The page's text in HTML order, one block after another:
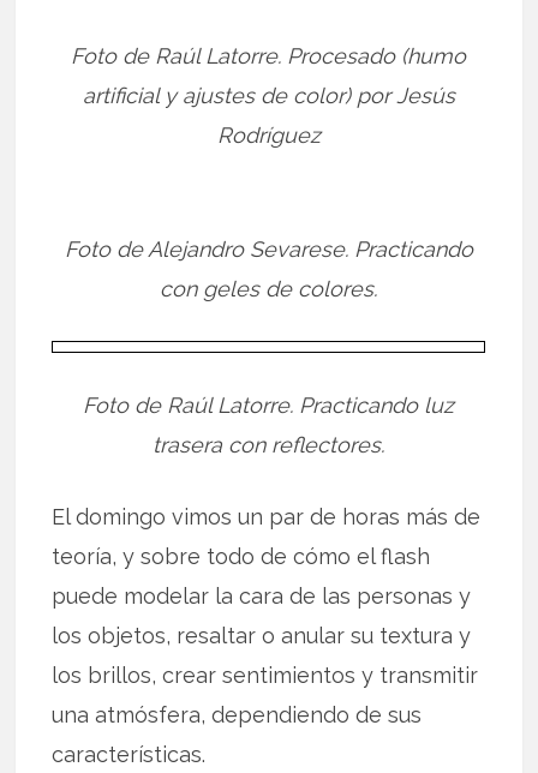
Foto de Raúl Latorre. Procesado (humo
artificial y ajustes de color) por Jesús
Rodríguez
Foto de Alejandro Sevarese. Practicando
con geles de colores.
Foto de Raúl Latorre. Practicando luz
trasera con reflectores.
El domingo vimos un par de horas más de
teoría, y sobre todo de cómo el flash
puede modelar la cara de las personas y
los objetos, resaltar o anular su textura y
los brillos, crear sentimientos y transmitir
una atmósfera, dependiendo de sus
características.